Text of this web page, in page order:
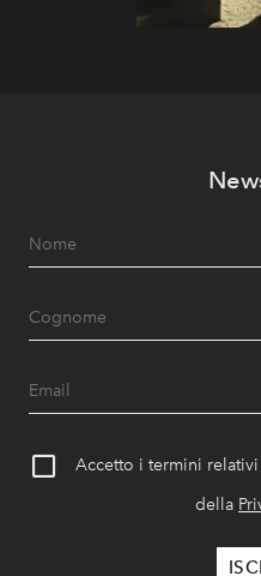
Accetto i termini
della